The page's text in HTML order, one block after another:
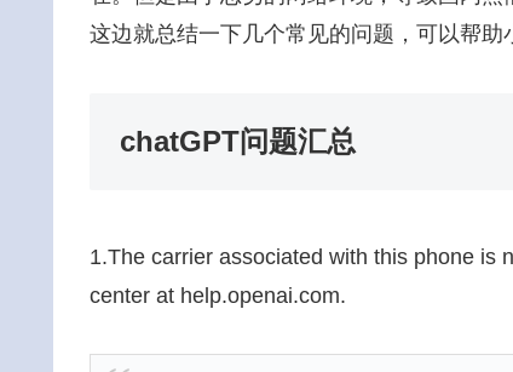
这边就总结一下几个常见的问题，可以帮助
chatGPT问题汇总
1.The carrier associated with this phone is
center at help.openai.com.